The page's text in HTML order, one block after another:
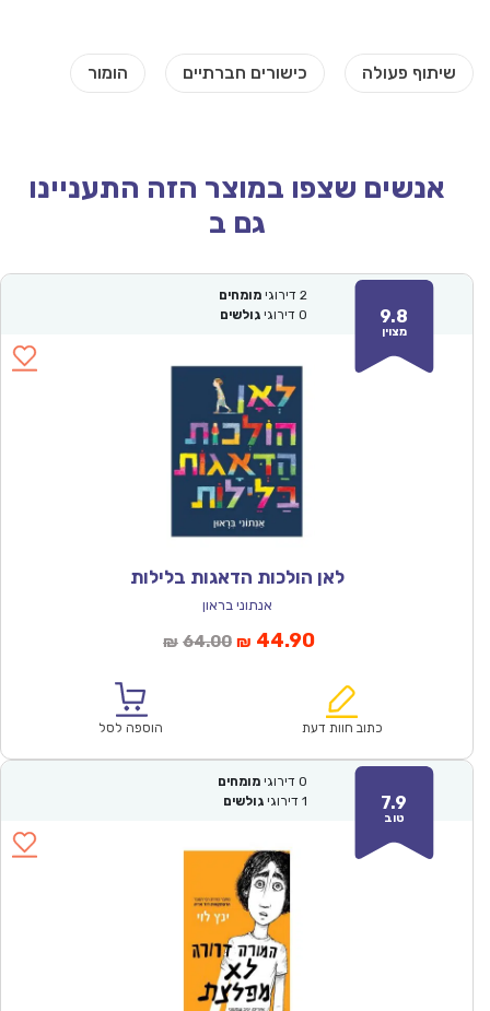
אנשים שצפו במוצר הזה התעניינו
גם ב
9.8
מצוין
2 דירוגי מומחים
0 דירוגי גולשים
לאן הולכות הדאגות בלילות
אנתוני בראון
₪ 64.00המחיר
₪64.00.
₪ 44.90המחיר
הוא:
כתוב חוות דעת הוספה לסל
7.9
טוב
0 דירוגי מומחים
1 דירוגי גולשים